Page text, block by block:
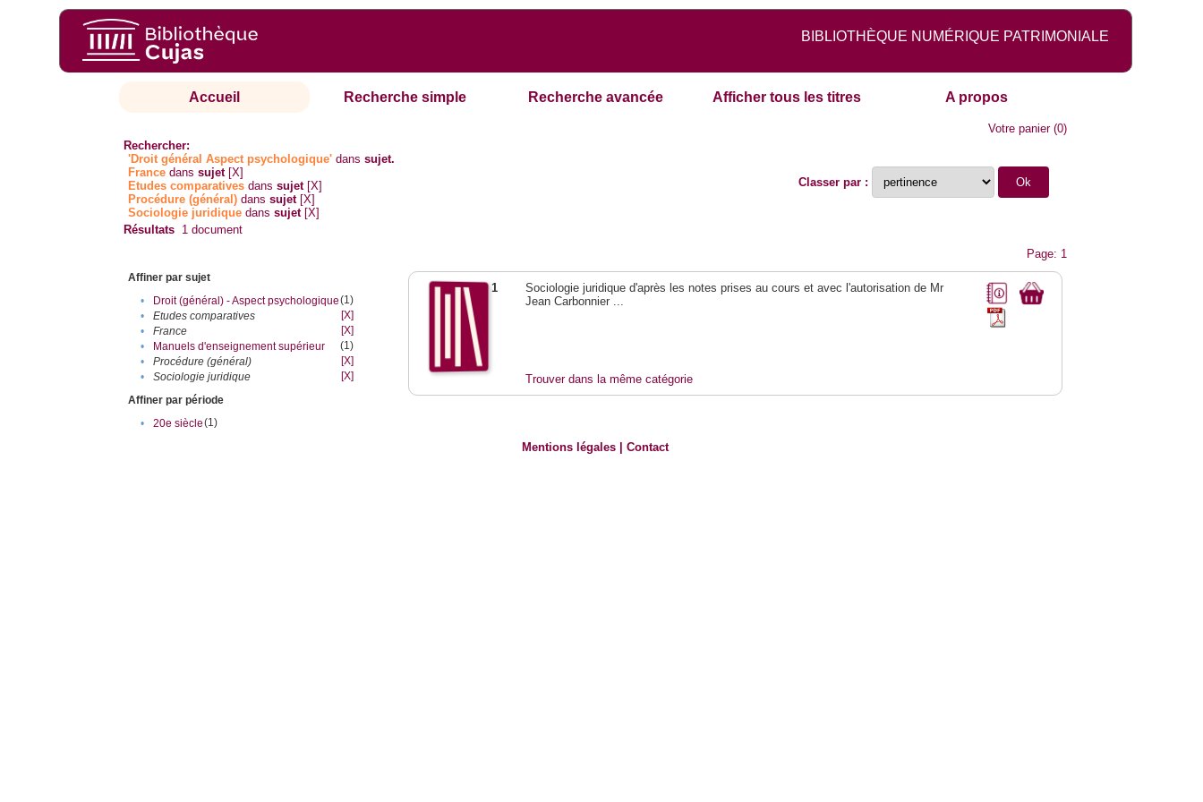
BIBLIOTHÈQUE NUMÉRIQUE PATRIMONIALE
Accueil Recherche simple Recherche avancée Afficher tous les titres A propos
Votre panier(0)
Rechercher:
'Droit général Aspect psychologique' danssujet.
France danssujet [X]
Etudes comparatives danssujet [X]
Procédure (général) danssujet [X]
Sociologie juridique danssujet [X]
Classer par :
Résultats 1 document
Page: 1
Affiner par sujet
•
Droit (général) - Aspect psychologique(1)
•
Etudes comparatives
[X]
•
France
[X]
•
Manuels d'enseignement supérieur
(1)
•
Procédure (général)
[X]
•
Sociologie juridique
[X]
Affiner par période
•
20e siècle(1)
1
Sociologie juridique d'après les notes prises au cours et avec l'autorisation de Mr
Jean Carbonnier ...
Trouver dans la même catégorie
Mentions légales |Contact